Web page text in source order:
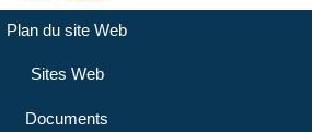
Plan du site Web
Sites Web
Documents